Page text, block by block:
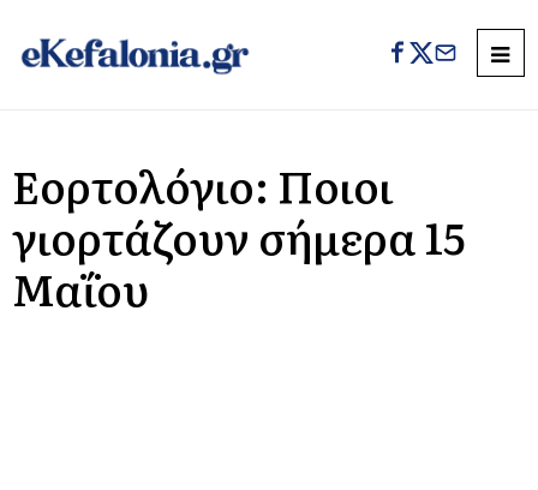
Εορτολόγιο: Ποιοι
γιορτάζουν σήμερα 15
Μαΐου